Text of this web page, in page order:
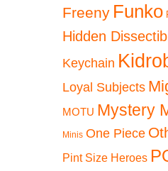
Freeny Funko
Hidden
Keychain
Loyal Subjects
MOTU Mystery
Minis One Piece
Pint Size Heroes